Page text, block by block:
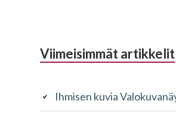
Alapalkin
Viimeisimmät artikkelit
Ihmisen kuvia